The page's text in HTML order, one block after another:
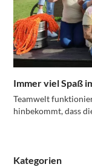
Immer viel Spaß
Teamwelt
hinbekommt, dass
Kategorien